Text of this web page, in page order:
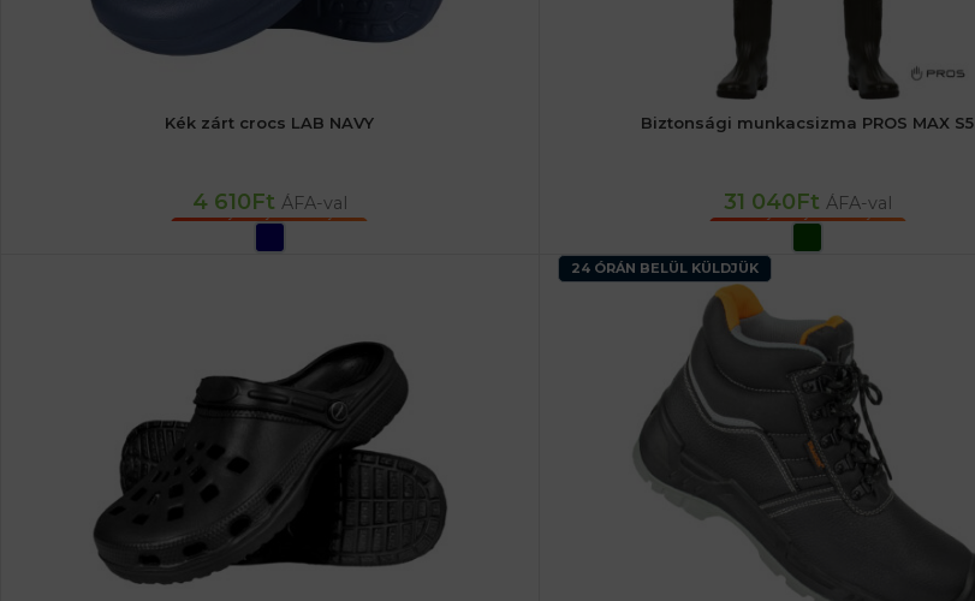
Kék zárt crocs LAB NAVY
4 610Ft ÁFA-val
OPCIÓK VÁLASZTÁSA
Biztonsági munkacsizma PROS MAX S5
31 040Ft ÁFA-val
OPCIÓK VÁLASZTÁSA
24 ÓRÁN BELÜL KÜLDJÜK